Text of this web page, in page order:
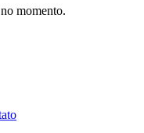
momento.